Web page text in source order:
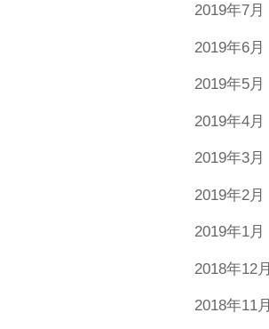
2019年7月
2019年6月
2019年5月
2019年4月
2019年3月
2019年2月
2019年1月
2018年12月
2018年11月